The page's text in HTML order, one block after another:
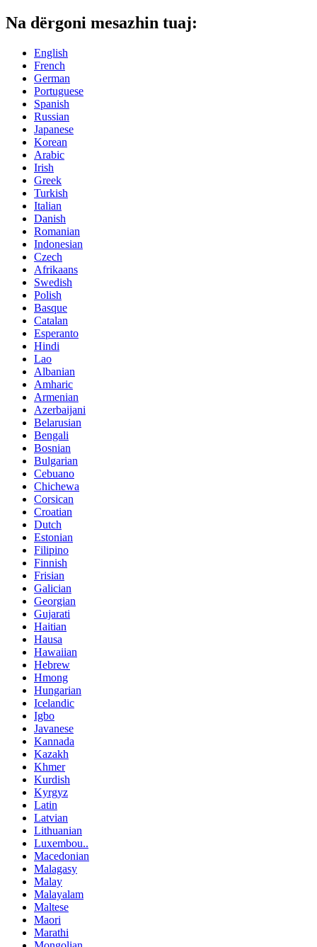
Na dërgoni mesazhin tuaj:
English
French
German
Portuguese
Spanish
Russian
Japanese
Korean
Arabic
Irish
Greek
Turkish
Italian
Danish
Romanian
Indonesian
Czech
Afrikaans
Swedish
Polish
Basque
Catalan
Esperanto
Hindi
Lao
Albanian
Amharic
Armenian
Azerbaijani
Belarusian
Bengali
Bosnian
Bulgarian
Cebuano
Chichewa
Corsican
Croatian
Dutch
Estonian
Filipino
Finnish
Frisian
Galician
Georgian
Gujarati
Haitian
Hausa
Hawaiian
Hebrew
Hmong
Hungarian
Icelandic
Igbo
Javanese
Kannada
Kazakh
Khmer
Kurdish
Kyrgyz
Latin
Latvian
Lithuanian
Luxembou..
Macedonian
Malagasy
Malay
Malayalam
Maltese
Maori
Marathi